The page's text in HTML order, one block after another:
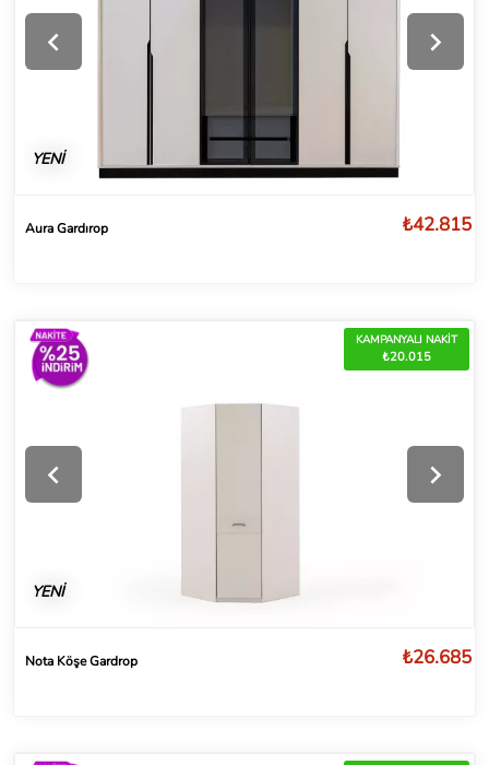
YENİ
Aura Gardırop ₺42.815
KAMPANYALI NAKİT
₺20.015
YENİ
Nota Köşe Gardrop ₺26.685